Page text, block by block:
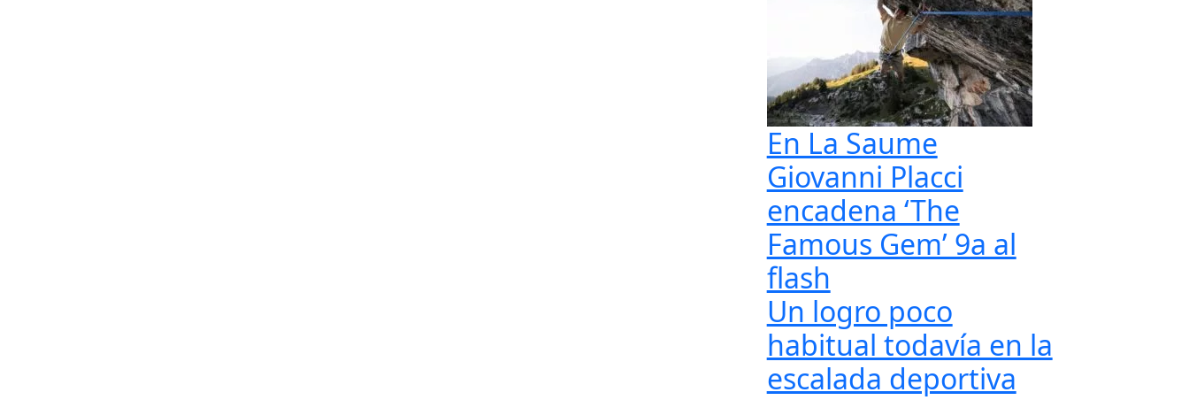
En La Saume
Giovanni Placci
encadena ‘The
Famous Gem’ 9a al
flash
Un logro poco
habitual todavía en la
escalada deportiva